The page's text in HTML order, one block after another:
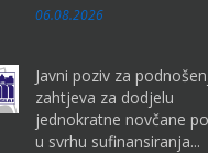
06.08.2026
Javni poziv za
zahtjeva za dodjelu
jednokratne novčane
u svrhu sufinansiranja...